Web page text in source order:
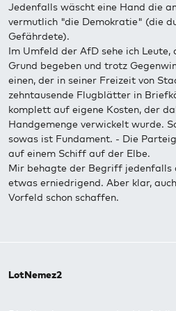
Jedenfalls wäscht eine Hand die
vermutlich "die Demokratie" (die
Gefährdete).
Im Umfeld der AfD sehe ich Leute,
Grund begeben und trotz
einen, der in seiner Freizeit von
zehntausende Flugblätter in
komplett auf eigene Kosten, der
Handgemenge verwickelt wurde.
sowas ist Fundament. - Die
auf einem Schiff auf der Elbe.
Mir behagte der Begriff jedenfalls
etwas erniedrigend. Aber klar,
Vorfeld schon schaffen.
LotNemez2